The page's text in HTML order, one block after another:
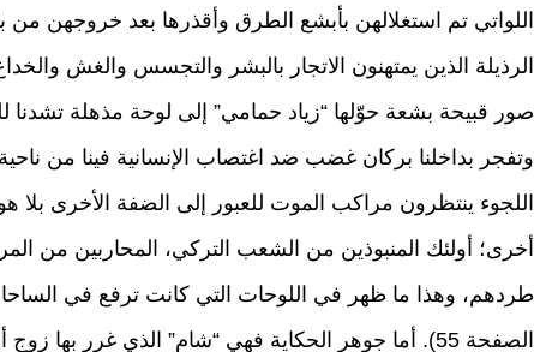
اللواتي تم استغلالهن بأبشع الطرق وأقذرها بعد خروجهن من
الرذيلة الذين يمتهنون الاتجار بالبشر والتجسس والغش
صور قبيحة بشعة حوّلها “زياد حمامي” إلى لوحة مذهلة تشدنا
وتفجر بداخلنا بركان غضب ضد اغتصاب الإنسانية فينا من
اللجوء ينتظرون مراكب الموت للعبور إلى الضفة الأخرى بلا
أخرى؛ أولئك المنبوذين من الشعب التركي، المحاربين من
طردهم، وهذا ما ظهر في اللوحات التي كانت ترفع في
الصفحة 55). أما جوهر الحكاية فهي “شام” الذي غرر بها